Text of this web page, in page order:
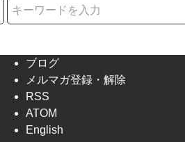
ブログ
メルマガ登録・解除
RSS
ATOM
English